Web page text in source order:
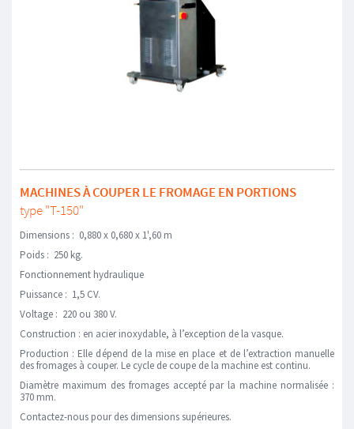
MACHINES À COUPER LE FROMAGE EN PORTIONS
type "T-150"
Dimensions : 0,880 x 0,680 x 1',60 m
Poids : 250 kg.
Fonctionnement hydraulique
Puissance : 1,5 CV.
Voltage : 220 ou 380 V.
Construction : en acier inoxydable, à l’exception de la vasque.
Production : Elle dépend de la mise en place et de l’extraction manuelle
des fromages à couper. Le cycle de coupe de la machine est continu.
Diamètre maximum des fromages accepté par la machine normalisée :
370 mm.
Contactez-nous pour des dimensions supérieures.